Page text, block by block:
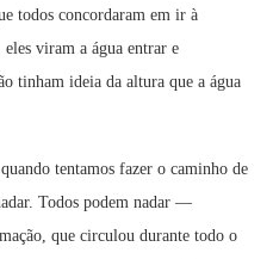
todos concordaram em ir à
viram a água entrar e
tinham ideia da altura que a água
tentamos fazer o caminho de
Todos podem nadar —
que circulou durante todo o